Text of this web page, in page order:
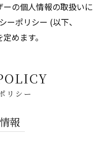
ーの個人情報の取扱いに
ーポリシー (以下、
めます。
リシー
報